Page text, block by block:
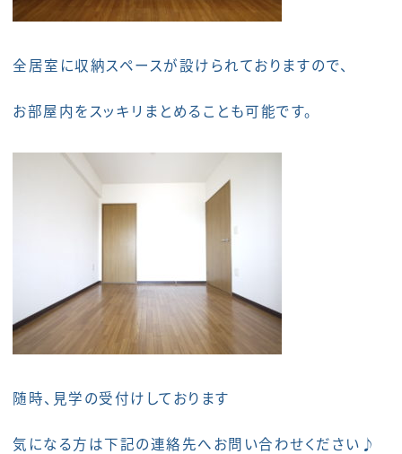
全居室に収納スペースが設けられておりますので、
お部屋内をスッキリまとめることも可能です。
随時、見学の受付けしております
気になる方は下記の連絡先へお問い合わせください♪